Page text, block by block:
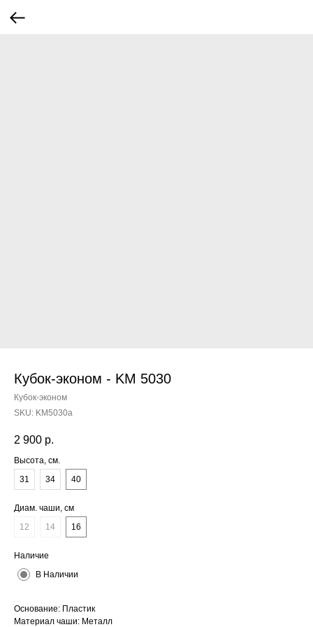
Кубок-эконом - KM 5030
Кубок-эконом
SKU: KM5030a
2 900 р.
Высота, см.
31
34 40
Диам. чаши, см
12
14 16
Наличие
В Наличии
Основание: Пластик
Материал чаши: Металл